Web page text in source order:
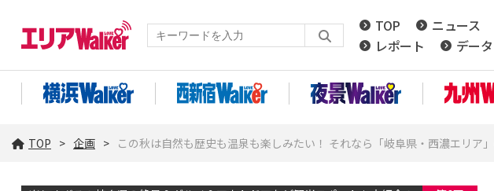
TOP ニュース
レポート
データ
TOP 企画 この秋は自然も歴史も温泉も楽しみたい！ それなら「岐阜県・西濃エリア